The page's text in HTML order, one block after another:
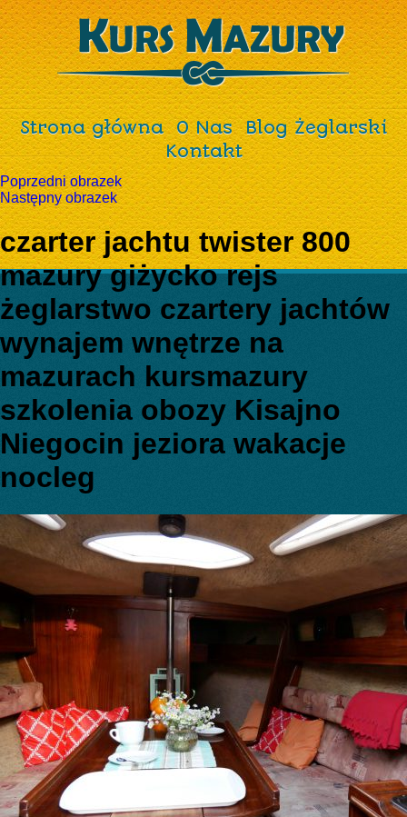
Strona główna O Nas
Blog Żeglarski
Kontakt
Poprzedni obrazek
Następny obrazek
czarter jachtu twister 800
mazury giżycko rejs
żeglarstwo czartery jachtów
wynajem wnętrze na
mazurach kursmazury
szkolenia obozy Kisajno
Niegocin jeziora wakacje
nocleg